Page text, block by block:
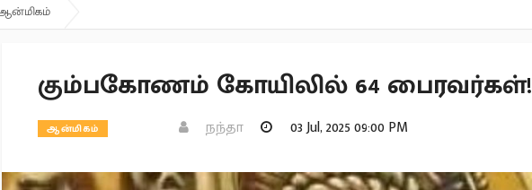
கும்பகோணம் கோயிலில் 64 பைரவர்கள்!
ஆன்மிகம் நந்தா 03 Jul, 2025 09:00 PM